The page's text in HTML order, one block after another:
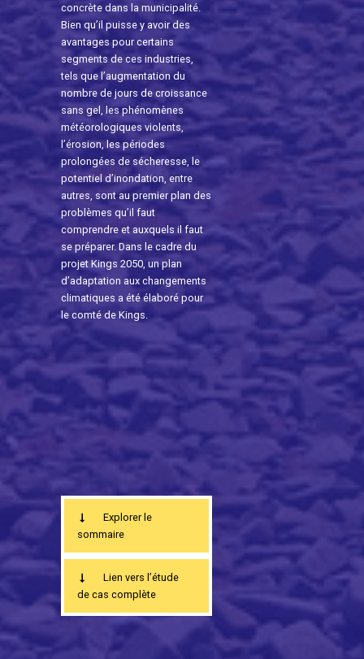
concrète dans la municipalité.
Bien qu’il puisse y avoir des
avantages pour certains
segments de ces industries,
tels que l’augmentation du
nombre de jours de croissance
sans gel, les phénomènes
météorologiques violents,
l’érosion, les périodes
prolongées de sécheresse, le
potentiel d’inondation, entre
autres, sont au premier plan des
problèmes qu’il faut
comprendre et auxquels il faut
se préparer. Dans le cadre du
projet Kings 2050, un plan
d’adaptation aux changements
climatiques a été élaboré pour
le comté de Kings.
Explorer le
sommaire
Lien vers l’étude
de cas complète